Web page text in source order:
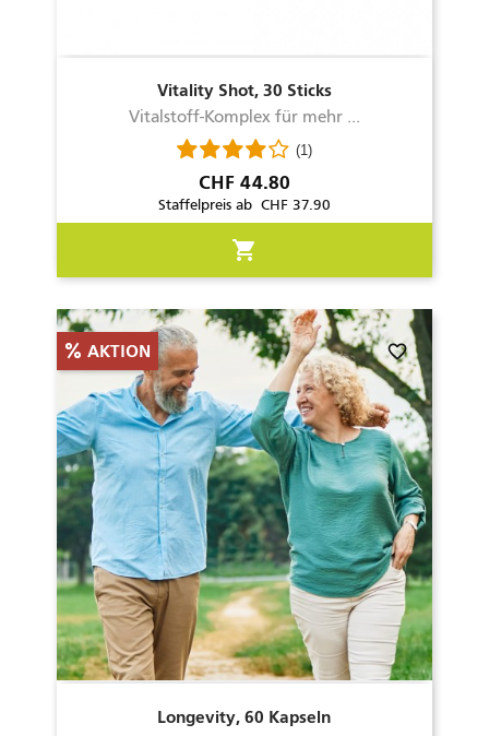
Vitality Shot, 30 Sticks
Vitalstoff-Komplex für mehr ...
(1)
Preis
CHF 44.80
Staffelpreis ab CHF 37.90
shopping_cart
Longevity, 60 Kapseln
favorite_border
AKTION